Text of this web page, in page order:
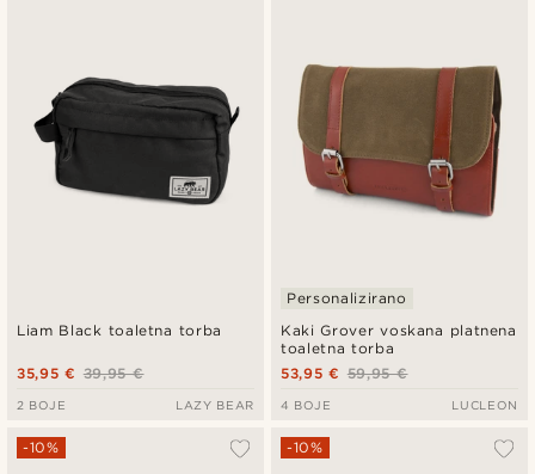
Liam Black toaletna torba
39,95 €
35,95 €
2 BOJE LAZY BEAR
Kaki Grover voskana platnena
toaletna torba
Personalizirano
59,95 €
53,95 €
4 BOJE LUCLEON
-10% -10%